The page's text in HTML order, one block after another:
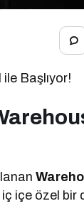
Başlıyor!
içe özel bir